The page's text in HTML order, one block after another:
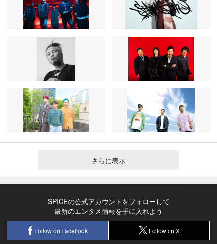
さらに表示
SPICEの公式アカウントをフォローして
最新のエンタメ情報を手に入れよう
Follow on Facebook Follow on X